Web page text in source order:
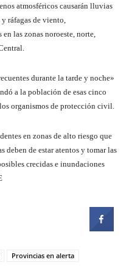
atmosféricos causarán lluvias
ráfagas de viento,
las zonas noroeste, norte,
durante la tarde y noche»
a la población de esas cinco
organismos de protección civil.
en zonas de alto riesgo que
deben de estar atentos y tomar las
crecidas e inundaciones
Provincias en alerta